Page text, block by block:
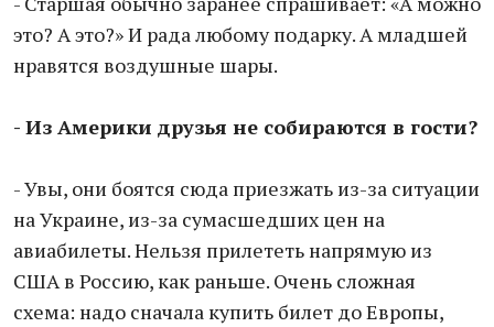
это? А это?» И рада любому подарку. А младшей
нравятся воздушные шары.
- Из Америки друзья не собираются в гости?
- Увы, они боятся сюда приезжать из-за ситуации
на Украине, из-за сумасшедших цен на
авиабилеты. Нельзя прилететь напрямую из
США в Россию, как раньше. Очень сложная
схема: надо сначала купить билет до Европы,